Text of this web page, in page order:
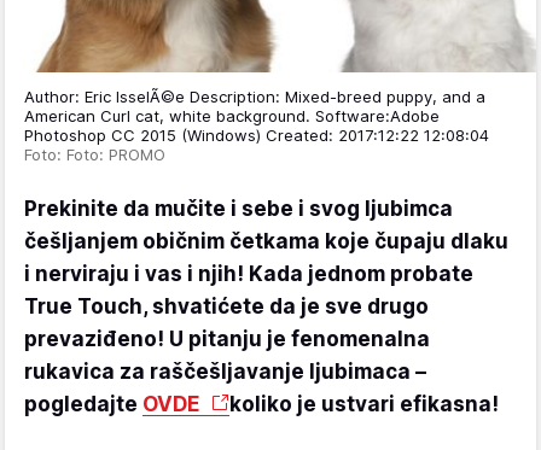
Author: Eric IsselÃ©e Description: Mixed-breed puppy, and a
American Curl cat, white background. Software:Adobe
Photoshop CC 2015 (Windows) Created: 2017:12:22 12:08:04
Foto: Foto: PROMO
Prekinite da mučite i sebe i svog ljubimca
češljanjem običnim četkama koje čupaju dlaku
i nerviraju i vas i njih! Kada jednom probate
True Touch, shvatićete da je sve drugo
prevaziđeno! U pitanju je fenomenalna
rukavica za raščešljavanje ljubimaca –
pogledajte OVDE koliko je ustvari efikasna!